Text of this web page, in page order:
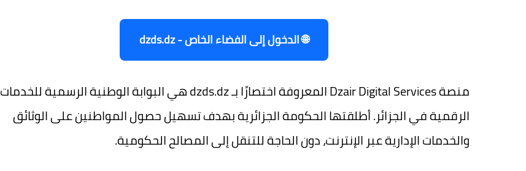
🌐 الدخول إلى الفضاء الخاص - dzds.dz
منصةDzair Digital Servicesالمعروفة اختصارًا بـdzds.dzهي البوابة الوطنية الرسمية للخدمات
الرقمية في الجزائر. أطلقتها الحكومة الجزائرية بهدف تسهيل حصول المواطنين على الوثائق
والخدمات الإدارية عبر الإنترنت، دون الحاجة للتنقل إلى المصالح الحكومية.